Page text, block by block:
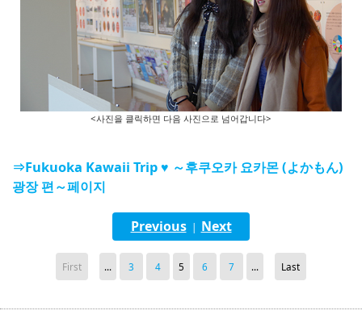
<사진을 클릭하면 다음 사진으로 넘어갑니다>
⇒Fukuoka Kawaii Trip ♥ ～후쿠오카 요카몬 (よかもん)
광장 편～페이지
Previous| Next
First ... 3 4 5 6 7 ... Last